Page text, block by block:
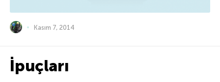
Kasım 7, 2014
İpuçları